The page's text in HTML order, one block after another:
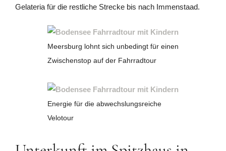
Gelateria für die restliche Strecke bis nach Immenstaad.
Meersburg lohnt sich unbedingt für einen
Zwischenstop auf der Fahrradtour
Energie für die abwechslungsreiche
Velotour